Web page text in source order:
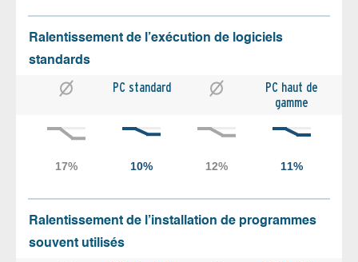
Ralentissement de l’exécution de logiciels
standards
PC standard
PC haut de
gamme
Ralentissement de l’installation de programmes
souvent utilisés